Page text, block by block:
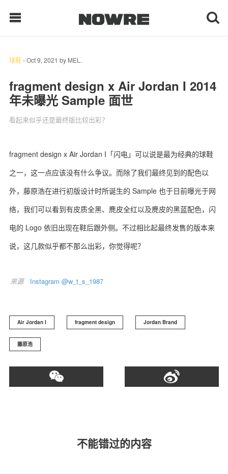
现客视点
时 尚
球 鞋
生 活
关于我们
球鞋-Oct 9, 2021 by MEL.
fragment design x Air Jordan I 2014
年未曝光 Sample 面世
看起来似乎还是最终版比较出彩？
fragment design x Air Jordan I「闪电」可以说是最为经典的球鞋
之一，这一点应该没有什么争议。而除了我们最终见到的配色以
外，藤原浩在进行初版设计时所诞生的 Sample 也于日前曝光于网
络，我们可以看到有皮质全黑、麂皮全红以及麂皮的黑蓝配色，闪
电的 Logo 依旧出现在鞋后跟外侧。不过相比起最终发售的版本来
说，这几款似乎都不那么出彩，你觉得呢？
来源 Instagram @w_t_s_1987
Air Jordan I fragment design Jordan Brand
藤原浩
不能错过的内容